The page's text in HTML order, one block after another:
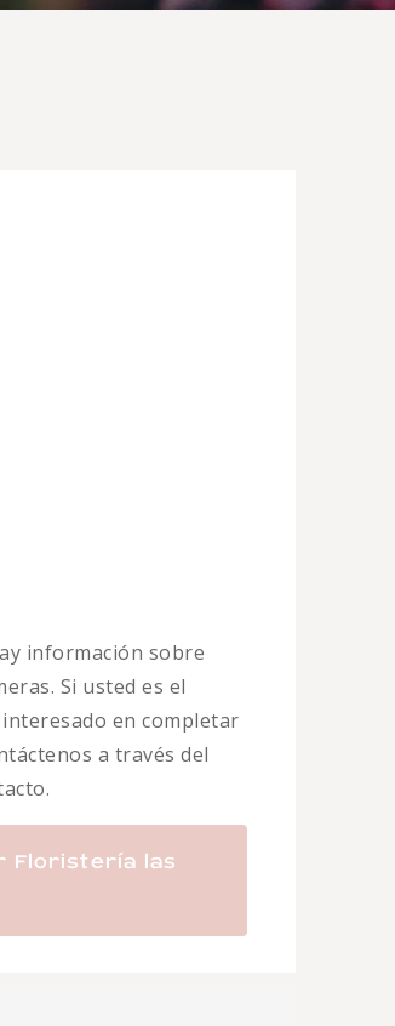
información sobre
Si usted es el
en completar
a través del
Floristería las